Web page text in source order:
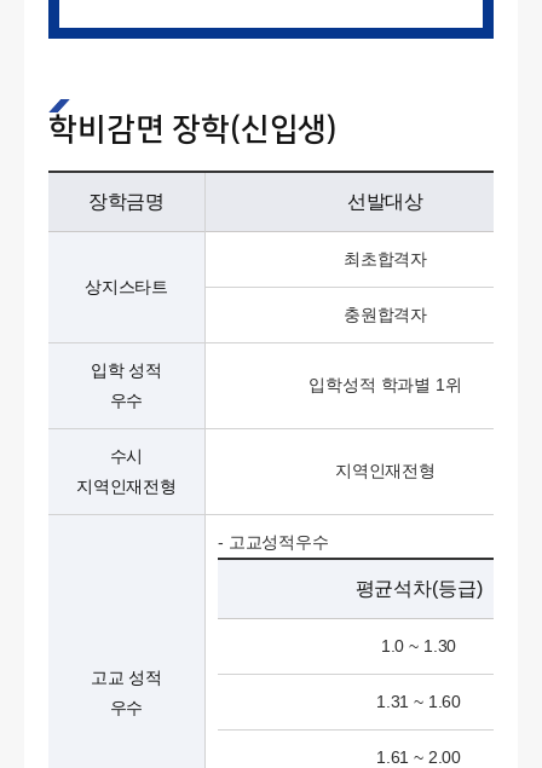
학비감면 장학(신입생)
장학금명 선발대상
상지스타트
최초합격자
충원합격자
입학 성적
우수
입학성적 학과별 1위
수시
지역인재전형
지역인재전형
고교 성적
우수
- 고교성적우수
평균석차(등급)
1.0 ~ 1.30
1.31 ~ 1.60
1.61 ~ 2.00